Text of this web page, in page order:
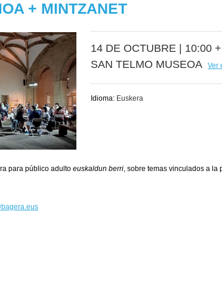
+ MINTZANET
14 DE OCTUBRE | 10:00
SAN TELMO MUSEOA
Ver
Idioma: Euskera
para público adulto euskaldun berri , sobre temas vinculados a la